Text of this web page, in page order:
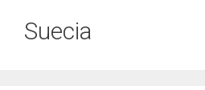
Suecia